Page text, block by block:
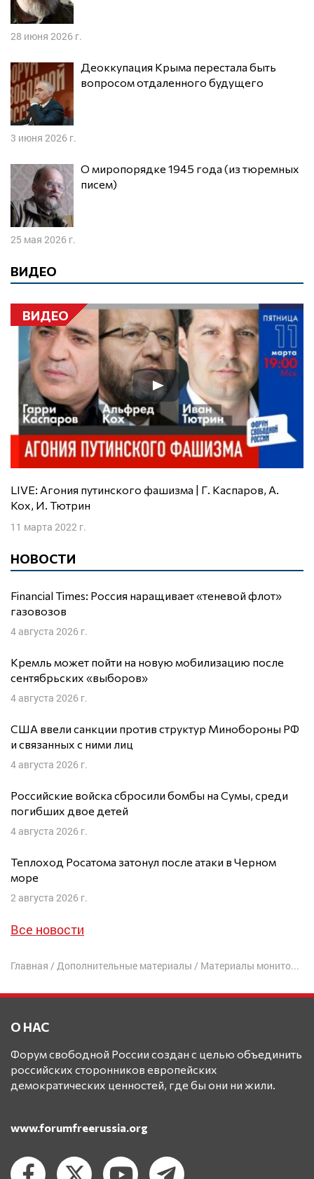
28 июня 2026 г.
Деоккупация Крыма перестала быть
вопросом отдаленного будущего
3 июня 2026 г.
О миропорядке 1945 года (из тюремных
писем)
25 мая 2026 г.
ВИДЕО
ВИДЕО
LIVE: Агония путинского фашизма | Г. Каспаров, А.
Кох, И. Тютрин
11 марта 2022 г.
НОВОСТИ
Financial Times: Россия наращивает «теневой флот»
газовозов
4 августа 2026 г.
Кремль может пойти на новую мобилизацию после
сентябрьских «выборов»
4 августа 2026 г.
США ввели санкции против структур Минобороны РФ
и связанных с ними лиц
4 августа 2026 г.
Российские войска сбросили бомбы на Сумы, среди
погибших двое детей
4 августа 2026 г.
Теплоход Росатома затонул после атаки в Черном
море
2 августа 2026 г.
Все новости
Главная / Дополнительные материалы / Материалы мониторинга преследования религиозных меньшинств
О НАС
Форум свободной России создан с целью объединить
российских сторонников европейских
демократических ценностей, где бы они ни жили.
www.forumfreerussia.org